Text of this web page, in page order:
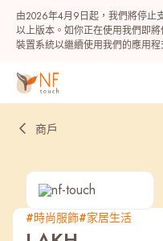
由2026年4月9日起，我們將停止
以上版本。如你正在使用我們即
裝置系統以繼續使用我們的應用程
商戶
#時尚服飾#家居生活